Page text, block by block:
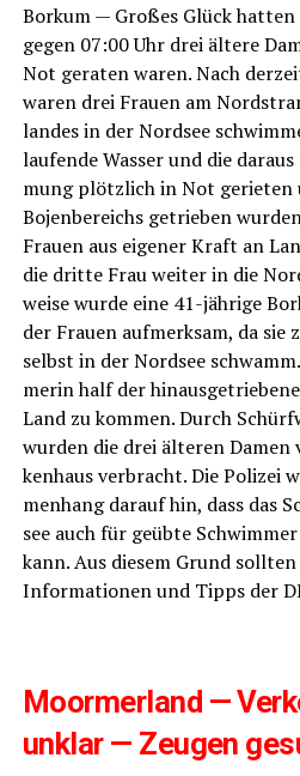
Bor­kum — Gro­ßes Glück
gegen 07:00 Uhr drei älte­re
Not gera­ten waren. Nach
waren drei Frau­en am
lan­des in der Nord­see
lau­fen­de Was­ser und die
mung plötz­lich in Not gerie­ten
Bojen­be­reichs getrie­ben
Frau­en aus eige­ner Kraft an
die drit­te Frau wei­ter in die
wei­se wur­de eine 41-jäh­ri­ge
der Frau­en auf­merk­sam, da sie
selbst in der Nord­see
me­rin half der
Land zu kom­men. Durch
wur­den die drei älte­ren
ken­haus ver­bracht. Die Poli­zei
men­hang dar­auf hin, dass das
see auch für geüb­te
kann. Aus die­sem Grund
Infor­ma­tio­nen und Tipps der
Moorm­er­land —
unklar — Zeu­gen